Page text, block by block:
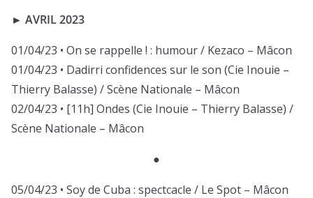
► AVRIL 2023
01/04/23 • On se rappelle ! : humour / Kezaco – Mâcon
01/04/23 • Dadirri confidences sur le son (Cie Inouie –
Thierry Balasse) / Scène Nationale – Mâcon
02/04/23 • [11h] Ondes (Cie Inouie – Thierry Balasse) /
Scène Nationale – Mâcon
●
05/04/23 • Soy de Cuba : spectcacle / Le Spot – Mâcon